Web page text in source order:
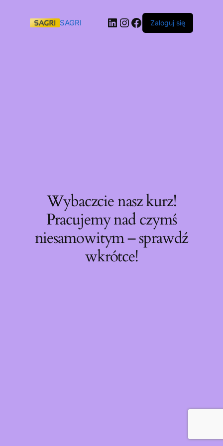
SAGRI Zaloguj się
Wybaczcie nasz kurz!
Pracujemy nad czymś
niesamowitym – sprawdź
wkrótce!